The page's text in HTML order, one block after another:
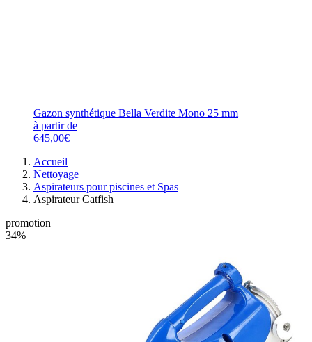
Gazon synthétique Bella Verdite Mono 25 mm
à partir de
645,00€
Accueil
Nettoyage
Aspirateurs pour piscines et Spas
Aspirateur Catfish
promotion
34%